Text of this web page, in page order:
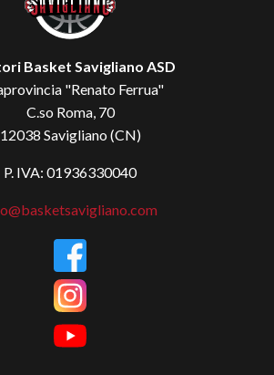
Basket Savigliano ASD
"Renato Ferrua"
C.so Roma, 70
12038 Savigliano (CN)
P. IVA: 01936330040